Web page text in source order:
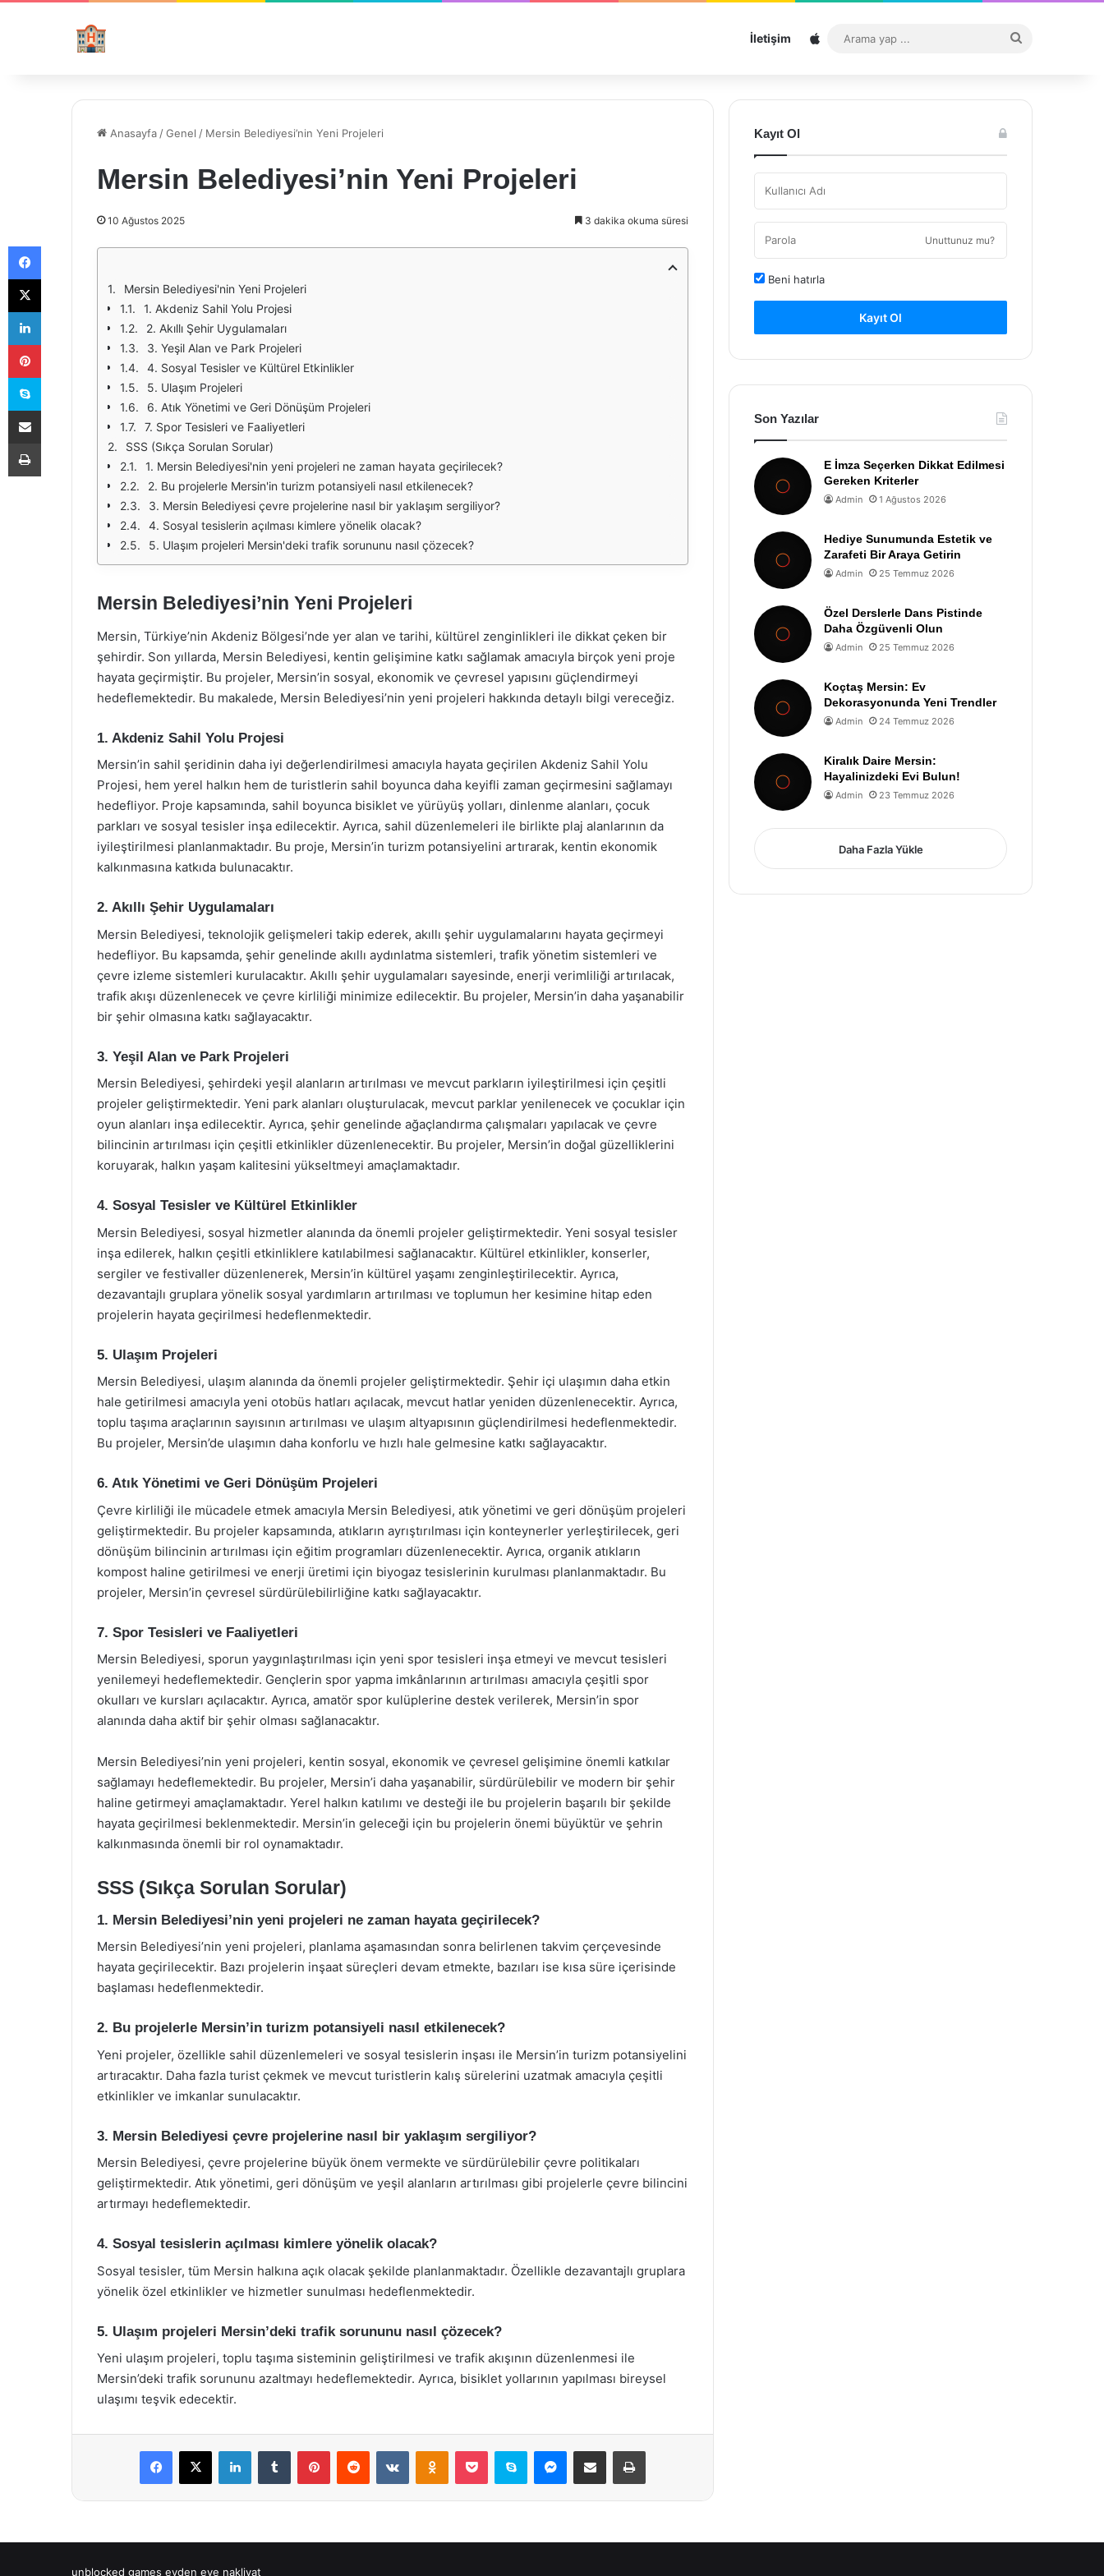
İletişim Sitemap
...
Anasayfa /Genel / Mersin Belediyesi’nin Yeni Projeleri
Mersin Belediyesi’nin Yeni Projeleri
10 Ağustos 2025 3 dakika okuma süresi
Mersin Belediyesi'nin Yeni Projeleri
1. Akdeniz Sahil Yolu Projesi
2. Akıllı Şehir Uygulamaları
3. Yeşil Alan ve Park Projeleri
4. Sosyal Tesisler ve Kültürel Etkinlikler
5. Ulaşım Projeleri
6. Atık Yönetimi ve Geri Dönüşüm Projeleri
7. Spor Tesisleri ve Faaliyetleri
SSS (Sıkça Sorulan Sorular)
1. Mersin Belediyesi'nin yeni projeleri ne zaman hayata geçirilecek?
2. Bu projelerle Mersin'in turizm potansiyeli nasıl etkilenecek?
3. Mersin Belediyesi çevre projelerine nasıl bir yaklaşım sergiliyor?
4. Sosyal tesislerin açılması kimlere yönelik olacak?
5. Ulaşım projeleri Mersin'deki trafik sorununu nasıl çözecek?
Mersin Belediyesi’nin Yeni Projeleri
Mersin, Türkiye’nin Akdeniz Bölgesi’nde yer alan ve tarihi, kültürel zenginlikleri ile dikkat çeken bir
şehirdir. Son yıllarda, Mersin Belediyesi, kentin gelişimine katkı sağlamak amacıyla birçok yeni proje
hayata geçirmiştir. Bu projeler, Mersin’in sosyal, ekonomik ve çevresel yapısını güçlendirmeyi
hedeflemektedir. Bu makalede, Mersin Belediyesi’nin yeni projeleri hakkında detaylı bilgi vereceğiz.
1. Akdeniz Sahil Yolu Projesi
Mersin’in sahil şeridinin daha iyi değerlendirilmesi amacıyla hayata geçirilen Akdeniz Sahil Yolu
Projesi, hem yerel halkın hem de turistlerin sahil boyunca daha keyifli zaman geçirmesini sağlamayı
hedefliyor. Proje kapsamında, sahil boyunca bisiklet ve yürüyüş yolları, dinlenme alanları, çocuk
parkları ve sosyal tesisler inşa edilecektir. Ayrıca, sahil düzenlemeleri ile birlikte plaj alanlarının da
iyileştirilmesi planlanmaktadır. Bu proje, Mersin’in turizm potansiyelini artırarak, kentin ekonomik
kalkınmasına katkıda bulunacaktır.
2. Akıllı Şehir Uygulamaları
Mersin Belediyesi, teknolojik gelişmeleri takip ederek, akıllı şehir uygulamalarını hayata geçirmeyi
hedefliyor. Bu kapsamda, şehir genelinde akıllı aydınlatma sistemleri, trafik yönetim sistemleri ve
çevre izleme sistemleri kurulacaktır. Akıllı şehir uygulamaları sayesinde, enerji verimliliği artırılacak,
trafik akışı düzenlenecek ve çevre kirliliği minimize edilecektir. Bu projeler, Mersin’in daha yaşanabilir
bir şehir olmasına katkı sağlayacaktır.
3. Yeşil Alan ve Park Projeleri
Mersin Belediyesi, şehirdeki yeşil alanların artırılması ve mevcut parkların iyileştirilmesi için çeşitli
projeler geliştirmektedir. Yeni park alanları oluşturulacak, mevcut parklar yenilenecek ve çocuklar için
oyun alanları inşa edilecektir. Ayrıca, şehir genelinde ağaçlandırma çalışmaları yapılacak ve çevre
bilincinin artırılması için çeşitli etkinlikler düzenlenecektir. Bu projeler, Mersin’in doğal güzelliklerini
koruyarak, halkın yaşam kalitesini yükseltmeyi amaçlamaktadır.
4. Sosyal Tesisler ve Kültürel Etkinlikler
Mersin Belediyesi, sosyal hizmetler alanında da önemli projeler geliştirmektedir. Yeni sosyal tesisler
inşa edilerek, halkın çeşitli etkinliklere katılabilmesi sağlanacaktır. Kültürel etkinlikler, konserler,
sergiler ve festivaller düzenlenerek, Mersin’in kültürel yaşamı zenginleştirilecektir. Ayrıca,
dezavantajlı gruplara yönelik sosyal yardımların artırılması ve toplumun her kesimine hitap eden
projelerin hayata geçirilmesi hedeflenmektedir.
5. Ulaşım Projeleri
Mersin Belediyesi, ulaşım alanında da önemli projeler geliştirmektedir. Şehir içi ulaşımın daha etkin
hale getirilmesi amacıyla yeni otobüs hatları açılacak, mevcut hatlar yeniden düzenlenecektir. Ayrıca,
toplu taşıma araçlarının sayısının artırılması ve ulaşım altyapısının güçlendirilmesi hedeflenmektedir.
Bu projeler, Mersin’de ulaşımın daha konforlu ve hızlı hale gelmesine katkı sağlayacaktır.
6. Atık Yönetimi ve Geri Dönüşüm Projeleri
Çevre kirliliği ile mücadele etmek amacıyla Mersin Belediyesi, atık yönetimi ve geri dönüşüm projeleri
geliştirmektedir. Bu projeler kapsamında, atıkların ayrıştırılması için konteynerler yerleştirilecek, geri
dönüşüm bilincinin artırılması için eğitim programları düzenlenecektir. Ayrıca, organik atıkların
kompost haline getirilmesi ve enerji üretimi için biyogaz tesislerinin kurulması planlanmaktadır. Bu
projeler, Mersin’in çevresel sürdürülebilirliğine katkı sağlayacaktır.
7. Spor Tesisleri ve Faaliyetleri
Mersin Belediyesi, sporun yaygınlaştırılması için yeni spor tesisleri inşa etmeyi ve mevcut tesisleri
yenilemeyi hedeflemektedir. Gençlerin spor yapma imkânlarının artırılması amacıyla çeşitli spor
okulları ve kursları açılacaktır. Ayrıca, amatör spor kulüplerine destek verilerek, Mersin’in spor
alanında daha aktif bir şehir olması sağlanacaktır.
Mersin Belediyesi’nin yeni projeleri, kentin sosyal, ekonomik ve çevresel gelişimine önemli katkılar
sağlamayı hedeflemektedir. Bu projeler, Mersin’i daha yaşanabilir, sürdürülebilir ve modern bir şehir
haline getirmeyi amaçlamaktadır. Yerel halkın katılımı ve desteği ile bu projelerin başarılı bir şekilde
hayata geçirilmesi beklenmektedir. Mersin’in geleceği için bu projelerin önemi büyüktür ve şehrin
kalkınmasında önemli bir rol oynamaktadır.
SSS (Sıkça Sorulan Sorular)
1. Mersin Belediyesi’nin yeni projeleri ne zaman hayata geçirilecek?
Mersin Belediyesi’nin yeni projeleri, planlama aşamasından sonra belirlenen takvim çerçevesinde
hayata geçirilecektir. Bazı projelerin inşaat süreçleri devam etmekte, bazıları ise kısa süre içerisinde
başlaması hedeflenmektedir.
2. Bu projelerle Mersin’in turizm potansiyeli nasıl etkilenecek?
Yeni projeler, özellikle sahil düzenlemeleri ve sosyal tesislerin inşası ile Mersin’in turizm potansiyelini
artıracaktır. Daha fazla turist çekmek ve mevcut turistlerin kalış sürelerini uzatmak amacıyla çeşitli
etkinlikler ve imkanlar sunulacaktır.
3. Mersin Belediyesi çevre projelerine nasıl bir yaklaşım sergiliyor?
Mersin Belediyesi, çevre projelerine büyük önem vermekte ve sürdürülebilir çevre politikaları
geliştirmektedir. Atık yönetimi, geri dönüşüm ve yeşil alanların artırılması gibi projelerle çevre bilincini
artırmayı hedeflemektedir.
4. Sosyal tesislerin açılması kimlere yönelik olacak?
Sosyal tesisler, tüm Mersin halkına açık olacak şekilde planlanmaktadır. Özellikle dezavantajlı gruplara
yönelik özel etkinlikler ve hizmetler sunulması hedeflenmektedir.
5. Ulaşım projeleri Mersin’deki trafik sorununu nasıl çözecek?
Yeni ulaşım projeleri, toplu taşıma sisteminin geliştirilmesi ve trafik akışının düzenlenmesi ile
Mersin’deki trafik sorununu azaltmayı hedeflemektedir. Ayrıca, bisiklet yollarının yapılması bireysel
ulaşımı teşvik edecektir.
Facebook
X LinkedInTumblr PinterestReddit VKontakteOdnoklassniki
Pocket Skype Messenger
E-Posta ile paylaş Yazdır
Kayıt Ol
Unuttunuz mu?
Beni hatırla
Kayıt Ol
Son Yazılar
E İmza Seçerken Dikkat Edilmesi
Gereken Kriterler
Admin 1 Ağustos 2026
Hediye Sunumunda Estetik ve
Zarafeti Bir Araya Getirin
Admin 25 Temmuz 2026
Özel Derslerle Dans Pistinde
Daha Özgüvenli Olun
Admin 25 Temmuz 2026
Koçtaş Mersin: Ev
Dekorasyonunda Yeni Trendler
Admin 24 Temmuz 2026
Kiralık Daire Mersin:
Hayalinizdeki Evi Bulun!
Admin 23 Temmuz 2026
Daha Fazla Yükle
unblocked games evden eve nakliyat
Facebook
X
LinkedIn
Pinterest
Skype
E-Posta ile paylaş